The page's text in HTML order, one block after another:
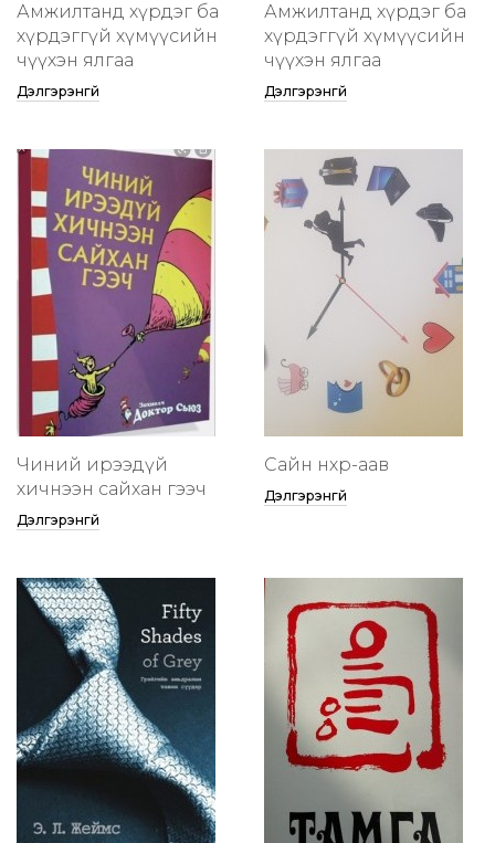
Амжилтанд хүрдэг ба
хүрдэггүй хүмүүсийн
өчүүхэн ялгаа
Дэлгэрэнгүй
Амжилтанд хүрдэг ба
хүрдэггүй хүмүүсийн
өчүүхэн ялгаа
Дэлгэрэнгүй
Чиний ирээдүй
хичнээн сайхан гээч
Дэлгэрэнгүй
Сайн нөхөр-аав
Дэлгэрэнгүй